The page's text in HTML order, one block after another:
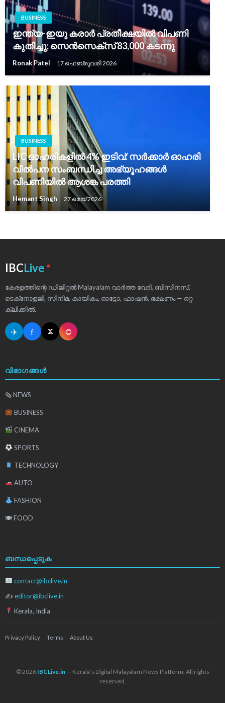
BUSINESS
ഇന്ത്യ-ഇയു കരാർ പ്രതീക്ഷയിൽ വിപണി
കുതിച്ചു; സെൻസെക്‌സ് 83,000 കടന്നു
Ronak Patel 17 ഫെബ്രുവരി 2026
BUSINESS
LIC ഓഹരികളിൽ 4% ഇടിവ്: സർക്കാർ ഓഹരി
വിൽപന സംബന്ധിച്ച അഭ്യൂഹങ്ങൾ
വിപണിയിൽ ആശങ്ക പരത്തി
Hemant Singh 27 മെയ്‌ 2026
IBCLive ●
കേരളത്തിന്റെ ഡിജിറ്റൽ Malayalam വാർത്ത വേദി. ബിസിനസ്,
ടെക്‌നോളജി, സിനിമ, കായികം, ഓട്ടോ, ഫാഷൻ, ഭക്ഷണം — ഒറ്റ
ക്ലിക്കിൽ.
✈ f 𝕏 ◎
വിഭാഗങ്ങൾ
🗞 NEWS
BUSINESS
CINEMA
SPORTS
TECHNOLOGY
AUTO
FASHION
🍽 FOOD
ബന്ധപ്പെടുക
contact@ibclive.in
✍ editor@ibclive.in
Kerala, India
Privacy Policy Terms About Us
© 2026 IBCLive.in— Kerala's Digital Malayalam News Platform. All rights
reserved.